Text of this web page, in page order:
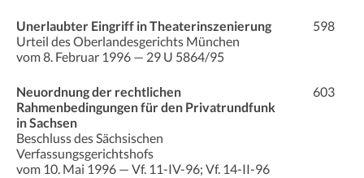
Unerlaubter Eingriff in Theaterinszenierung
Urteil des Oberlandesgerichts München
vom 8. Februar 1996 — 29 U 5864/95
598
Neuordnung der rechtlichen
Rahmenbedingungen für den Privatrundfunk
in Sachsen
Beschluss des Sächsischen
Verfassungsgerichtshofs
vom 10. Mai 1996 — Vf. 11-IV-96; Vf. 14-II-96
603